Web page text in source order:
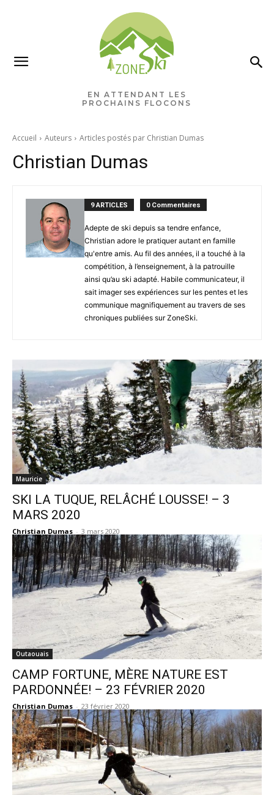
EN ATTENDANT LES
PROCHAINS FLOCONS
Accueil Auteurs Articles postés par Christian Dumas
Christian Dumas
9 ARTICLES 0 Commentaires
Adepte de ski depuis sa tendre enfance,
Christian adore le pratiquer autant en famille
qu'entre amis. Au fil des années, il a touché à la
compétition, à l’enseignement, à la patrouille
ainsi qu’au ski adapté. Habile communicateur, il
sait imager ses expériences sur les pentes et les
communique magnifiquement au travers de ses
chroniques publiées sur ZoneSki.
Mauricie
SKI LA TUQUE, RELÂCHÉ LOUSSE! – 3
MARS 2020
Christian Dumas - 3 mars 2020
Outaouais
CAMP FORTUNE, MÈRE NATURE EST
PARDONNÉE! – 23 FÉVRIER 2020
Christian Dumas - 23 février 2020